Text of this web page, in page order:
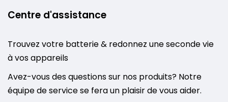
Centre d'assistance
Trouvez votre batterie & redonnez une seconde vie
à vos appareils
Avez-vous des questions sur nos produits? Notre
équipe de service se fera un plaisir de vous aider.